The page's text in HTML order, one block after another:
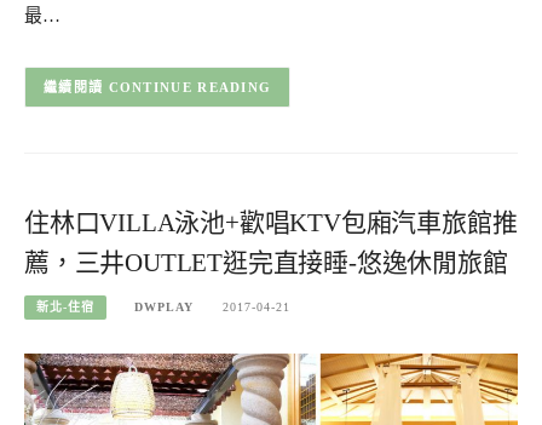
最…
CONTINUE READING
住林口VILLA泳池+歡唱KTV包廂汽車旅館推
薦，三井OUTLET逛完直接睡-悠逸休閒旅館
新北-住宿 DWPLAY 2017-04-21